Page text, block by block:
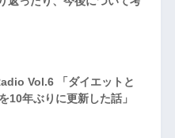
Vol.6 「ダイエットと
10年ぶりに更新した話」